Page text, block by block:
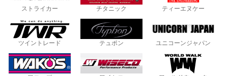
ストライカー チタニック ティーエヌケー
ツイントレード テュポン ユニコーンジャパン